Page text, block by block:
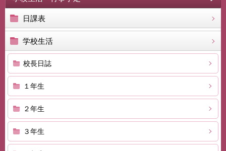
日課表
学校生活
校長日誌
１年生
２年生
３年生